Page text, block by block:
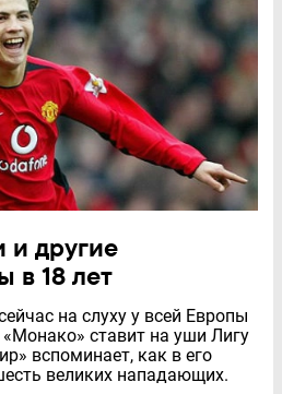
и другие
в 18 лет
на слуху у всей Европы
ставит на уши Лигу
вспоминает, как в его
великих нападающих.